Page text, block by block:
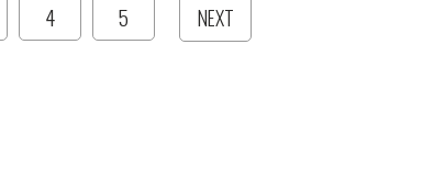
4 5 NEXT